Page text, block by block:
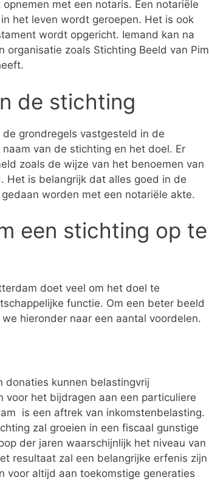
met een notaris. Een notariële
het leven wordt geroepen. Het is ook
wordt opgericht. Iemand kan na
zoals Stichting Beeld van Pim
de stichting
grondregels vastgesteld in de
van de stichting en het doel. Er
zoals de wijze van het benoemen van
Het is belangrijk dat alles goed in de
worden met een notariële akte.
een stichting op te
doet veel om het doel te
functie. Om een beter beeld
hieronder naar een aantal voordelen.
donaties kunnen belastingvrij
voor het bijdragen aan een particuliere
is een aftrek van inkomstenbelasting.
zal groeien in een fiscaal gunstige
der jaren waarschijnlijk het niveau van
resultaat zal een belangrijke erfenis zijn
voor altijd aan toekomstige generaties